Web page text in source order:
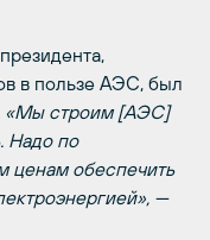
в пользе АЭС, был
«Мы строим [АЭС]
Надо по
ценам обеспечить
—